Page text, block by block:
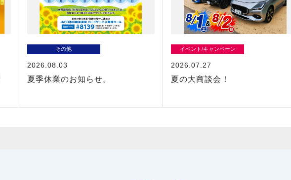
その他
2026.08.03
夏季休業のお知らせ。
イベント/キャンペーン
2026.07.27
夏の大商談会！